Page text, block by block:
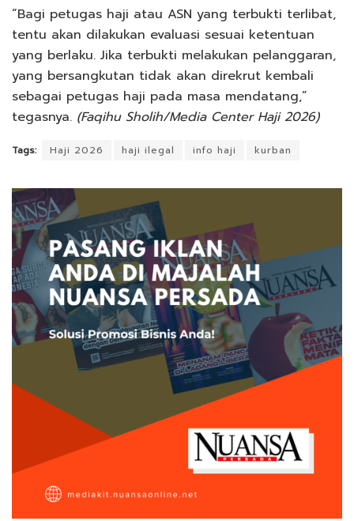
“Bagi petugas haji atau ASN yang terbukti terlibat,
tentu akan dilakukan evaluasi sesuai ketentuan
yang berlaku. Jika terbukti melakukan pelanggaran,
yang bersangkutan tidak akan direkrut kembali
sebagai petugas haji pada masa mendatang,”
tegasnya. (Faqihu Sholih/Media Center Haji 2026)
Tags: Haji 2026 haji ilegal info haji kurban